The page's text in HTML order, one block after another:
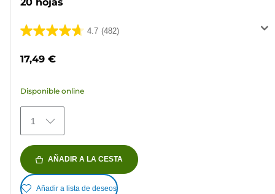
4.7 (482)
4.7
5
482
reseñas
17,49 €
Disponible online
1
AÑADIR A LA CESTA
Añadir a lista de deseos